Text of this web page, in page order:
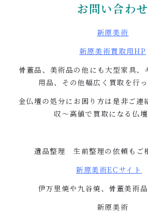
お問い合わせ
新原美術
新原美術買取用HP
骨董品、美術品の他にも大型家具、
用品、その他幅広く買取を行っ
金仏壇の処分にお困り方は是非ご連
収〜高値で買取になる仏壇
遺品整理 生前整理の依頼もご
新原美術EC サイト
伊万里焼や九谷焼、骨董美術
新原美術